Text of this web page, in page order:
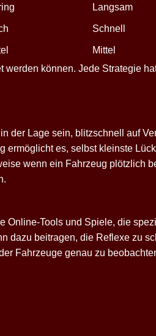
Langsam
Schnell
Mittel
können. Jede Strategie
der Lage sein, blitzschnell auf
ermöglicht es, selbst kleinste
wenn ein Fahrzeug plötzlich
Online-Tools und Spiele, die
dazu beitragen, die Reflexe zu
Fahrzeuge genau zu